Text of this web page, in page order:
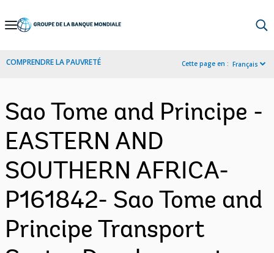
Skip
Navigation
COMPRENDRE LA PAUVRETÉ Cette page en : Français
Sao Tome and Principe -
EASTERN AND
SOUTHERN AFRICA-
P161842- Sao Tome and
Principe Transport